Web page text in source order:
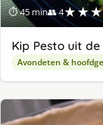
⏱ 45 min👥 4
Kip Pesto uit de
Avondeten &